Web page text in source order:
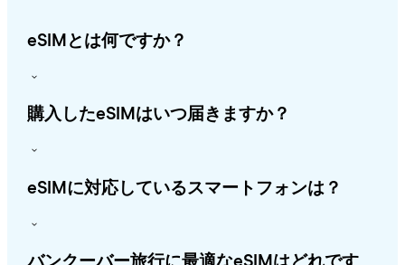
eSIMとは何ですか？
購入したeSIMはいつ届きますか？
eSIMに対応しているスマートフォンは？